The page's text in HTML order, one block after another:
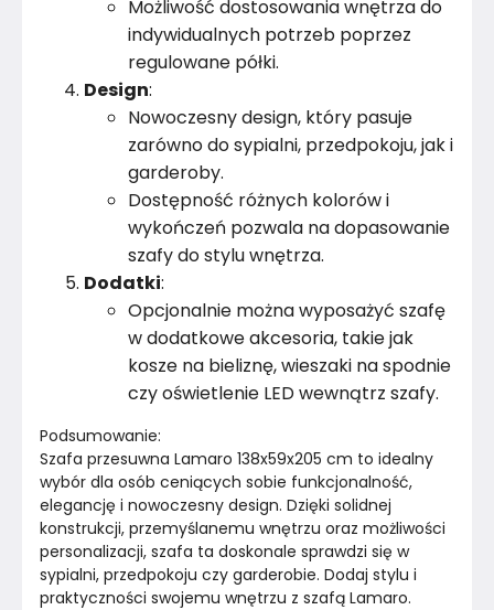
Możliwość dostosowania wnętrza do
indywidualnych potrzeb poprzez
regulowane półki.
Design:
Nowoczesny design, który pasuje
zarówno do sypialni, przedpokoju, jak i
garderoby.
Dostępność różnych kolorów i
wykończeń pozwala na dopasowanie
szafy do stylu wnętrza.
Dodatki:
Opcjonalnie można wyposażyć szafę
w dodatkowe akcesoria, takie jak
kosze na bieliznę, wieszaki na spodnie
czy oświetlenie LED wewnątrz szafy.
Podsumowanie:
Szafa przesuwna Lamaro 138x59x205 cm to idealny
wybór dla osób ceniących sobie funkcjonalność,
elegancję i nowoczesny design. Dzięki solidnej
konstrukcji, przemyślanemu wnętrzu oraz możliwości
personalizacji, szafa ta doskonale sprawdzi się w
sypialni, przedpokoju czy garderobie. Dodaj stylu i
praktyczności swojemu wnętrzu z szafą Lamaro.